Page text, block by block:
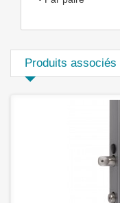
Produits associés